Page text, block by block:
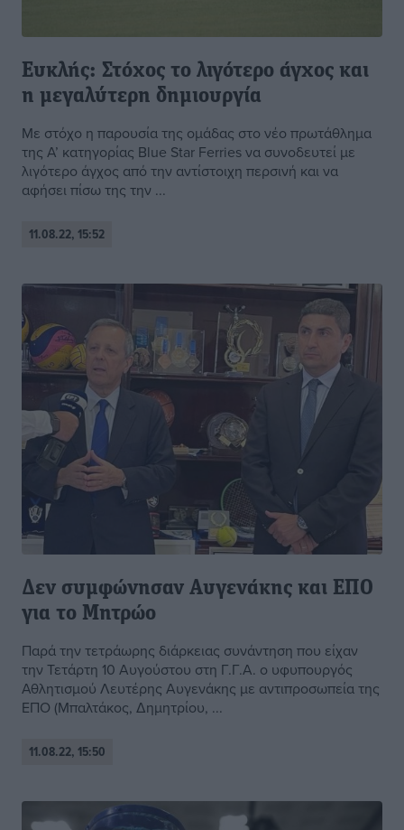
Ευκλής: Στόχος το λιγότερο άγχος και
η μεγαλύτερη δημιουργία
Με στόχο η παρουσία της ομάδας στο νέο πρωτάθλημα
της Α’ κατηγορίας Blue Star Ferries να συνοδευτεί με
λιγότερο άγχος από την αντίστοιχη περσινή και να
αφήσει πίσω της την ...
11.08.22, 15:52
Δεν συμφώνησαν Αυγενάκης και ΕΠΟ
για το Μητρώο
Παρά την τετράωρης διάρκειας συνάντηση που είχαν
την Τετάρτη 10 Αυγούστου στη Γ.Γ.Α. ο υφυπουργός
Αθλητισμού Λευτέρης Αυγενάκης με αντιπροσωπεία της
ΕΠΟ (Μπαλτάκος, Δημητρίου, ...
11.08.22, 15:50